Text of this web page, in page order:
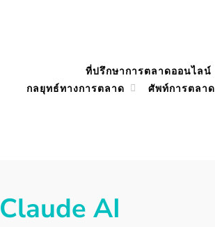
ที่ปรึกษาการตลาดออนไลน์
กลยุทธ์ทางการตลาด
ศัพท์การตลาด
Claude AI